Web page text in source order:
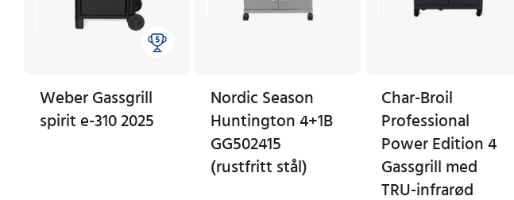
Weber Gassgrill
spirit e-310 2025
Nordic Season
Huntington 4+1B
GG502415
(rustfritt stål)
Char-Broil
Professional
Power Edition 4
Gassgrill med
TRU-infrarød